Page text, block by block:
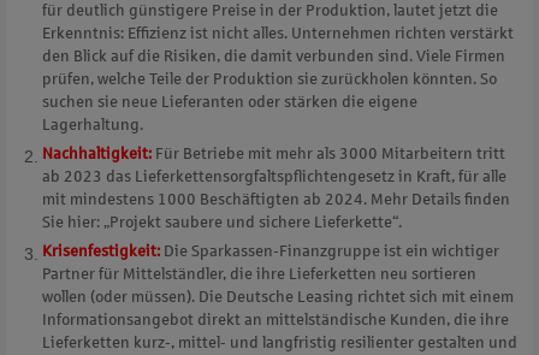
für deutlich günstigere Preise in der Produktion, lautet jetzt die
Erkenntnis: Effizienz ist nicht alles. Unternehmen richten verstärkt
den Blick auf die Risiken, die damit verbunden sind. Viele Firmen
prüfen, welche Teile der Produktion sie zurückholen könnten. So
suchen sie neue Lieferanten oder stärken die eigene
Lagerhaltung.
Nachhaltigkeit: Für Betriebe mit mehr als 3000 Mitarbeitern tritt
ab 2023 das Lieferkettensorgfaltspflichtengesetz in Kraft, für alle
mit mindestens 1000 Beschäftigten ab 2024. Mehr Details finden
Sie hier: „Projekt saubere und sichere Lieferkette“.
Krisenfestigkeit: Die Sparkassen-Finanzgruppe ist ein wichtiger
Partner für Mittelständler, die ihre Lieferketten neu sortieren
wollen (oder müssen). Die Deutsche Leasing richtet sich mit einem
Informationsangebot direkt an mittelständische Kunden, die ihre
Lieferketten kurz-, mittel- und langfristig resilienter gestalten und